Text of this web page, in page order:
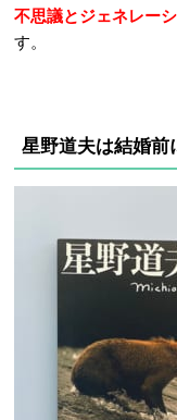
不思議とジェネレー
す。
星野道夫は結婚前